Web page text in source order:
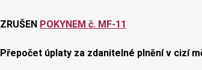
ZRUŠEN POKYNEM č. MF-11
Přepočet úplaty za zdanitelné plnění v cizí